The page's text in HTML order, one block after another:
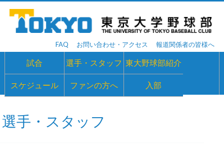
FAQ お問い合わせ・アクセス 報道関係者の皆様へ
試合 選手・スタッフ 東大野球部紹介
スケジュール ファンの方へ 入部
選手・スタッフ